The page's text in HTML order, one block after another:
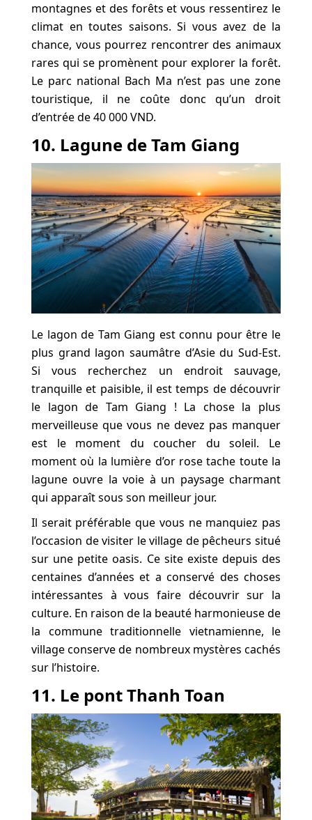
montagnes et des forêts et vous ressentirez le
climat en toutes saisons. Si vous avez de la
chance, vous pourrez rencontrer des animaux
rares qui se promènent pour explorer la forêt.
Le parc national Bach Ma n’est pas une zone
touristique, il ne coûte donc qu’un droit
d’entrée de 40 000 VND.
10. Lagune de Tam Giang
Le lagon de Tam Giang est connu pour être le
plus grand lagon saumâtre d’Asie du Sud-Est.
Si vous recherchez un endroit sauvage,
tranquille et paisible, il est temps de découvrir
le lagon de Tam Giang ! La chose la plus
merveilleuse que vous ne devez pas manquer
est le moment du coucher du soleil. Le
moment où la lumière d’or rose tache toute la
lagune ouvre la voie à un paysage charmant
qui apparaît sous son meilleur jour.
Il serait préférable que vous ne manquiez pas
l’occasion de visiter le village de pêcheurs situé
sur une petite oasis. Ce site existe depuis des
centaines d’années et a conservé des choses
intéressantes à vous faire découvrir sur la
culture. En raison de la beauté harmonieuse de
la commune traditionnelle vietnamienne, le
village conserve de nombreux mystères cachés
sur l’histoire.
11. Le pont Thanh Toan